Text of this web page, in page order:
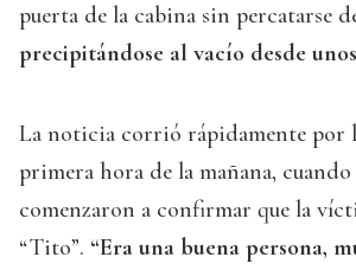
puerta de la cabina sin percatarse
precipitándose al vacío desde
La noticia corrió rápidamente por
primera hora de la mañana,
comenzaron a confirmar que la
“Tito”. “Era una buena persona,